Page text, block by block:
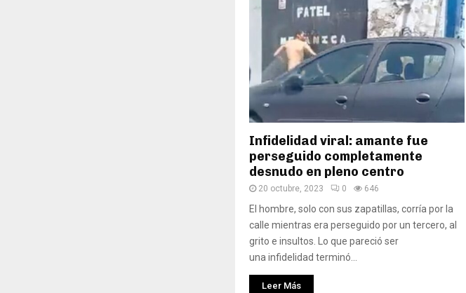
Infidelidad viral: amante fue
perseguido completamente
desnudo en pleno centro
20 octubre, 2023 0 646
El hombre, solo con sus zapatillas, corría por la
calle mientras era perseguido por un tercero, al
grito e insultos. Lo que pareció ser
una infidelidad terminó...
Leer Más